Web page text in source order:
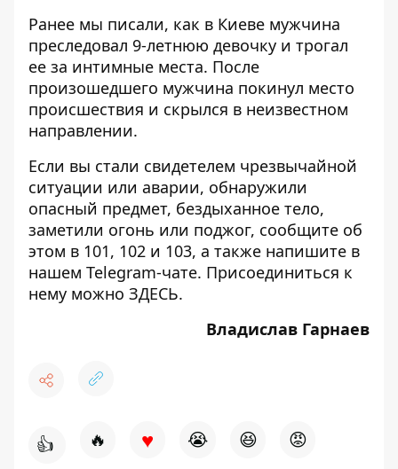
Ранее мы писали, как в Киеве мужчина
преследовал 9-летнюю девочку и трогал
ее за интимные места. После
произошедшего мужчина покинул место
происшествия и скрылся в неизвестном
направлении.
Если вы стали свидетелем чрезвычайной
ситуации или аварии, обнаружили
опасный предмет, бездыханное тело,
заметили огонь или поджог, сообщите об
этом в 101, 102 и 103, а также напишите в
нашем Telegram-чате. Присоединиться к
нему можно ЗДЕСЬ.
Владислав Гарнаев
👍 🔥 ♥ 😭 😆 😡